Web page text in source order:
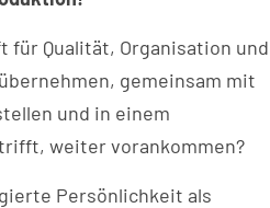
Qualität, Organisation und
gemeinsam mit
und in einem
weiter vorankommen?
Persönlichkeit als